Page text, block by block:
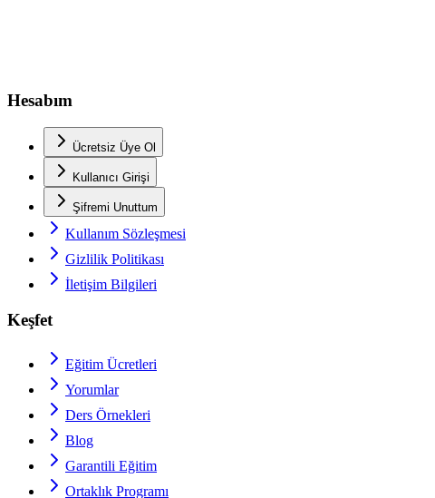
Hesabım
Ücretsiz Üye Ol
Kullanıcı Girişi
Şifremi Unuttum
Kullanım Sözleşmesi
Gizlilik Politikası
İletişim Bilgileri
Keşfet
Eğitim Ücretleri
Yorumlar
Ders Örnekleri
Blog
Garantili Eğitim
Ortaklık Programı